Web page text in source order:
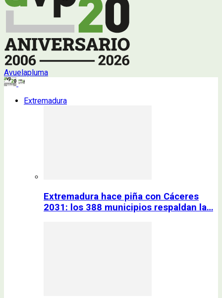
Avuelapluma
Extremadura
Extremadura hace piña con Cáceres
2031: los 388 municipios respaldan la…